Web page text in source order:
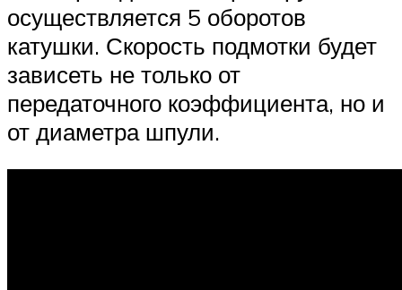
осуществляется 5 оборотов
катушки. Скорость подмотки будет
зависеть не только от
передаточного коэффициента, но и
от диаметра шпули.